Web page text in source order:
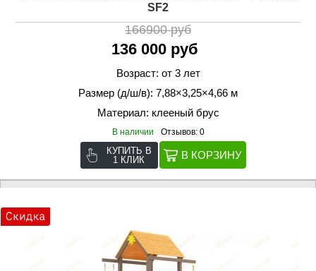
SF2
166900 руб
136 000 руб
Возраст: от 3 лет
Размер (д/ш/в): 7,88×3,25×4,66 м
Материал: клееный брус
В наличии Отзывов: 0
КУПИТЬ В
1 КЛИК